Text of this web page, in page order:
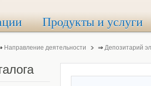
Продукты и услуги
Направление деятельности ⇒ Депозитарий